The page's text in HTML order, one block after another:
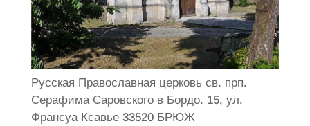
Русская Православная церковь св. прп.
Серафима Саровского в Бордо. 15, ул.
Франсуа Ксавье 33520 БРЮЖ